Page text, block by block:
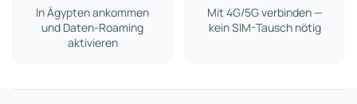
In Ägypten ankommen
und Daten-Roaming
aktivieren
Mit 4G/5G verbinden —
kein SIM-Tausch nötig